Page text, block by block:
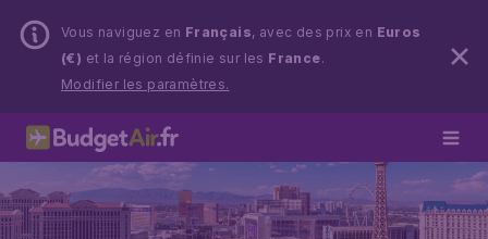
Vous naviguez en Français, avec des prix en Euros
(€) et la région définie sur les France.
Modifier les paramètres.